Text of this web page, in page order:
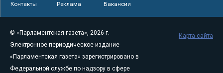
Контакты Реклама Вакансии
© «Парламентская газета», 2026 г.
Электронное периодическое издание
«Парламентская газета» зарегистрировано в
Федеральной службе по надзору в сфере
Карта сайта